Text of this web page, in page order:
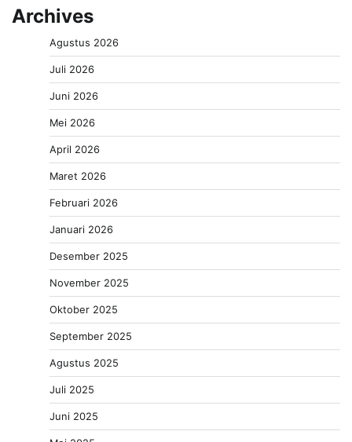
Archives
Agustus 2026
Juli 2026
Juni 2026
Mei 2026
April 2026
Maret 2026
Februari 2026
Januari 2026
Desember 2025
November 2025
Oktober 2025
September 2025
Agustus 2025
Juli 2025
Juni 2025